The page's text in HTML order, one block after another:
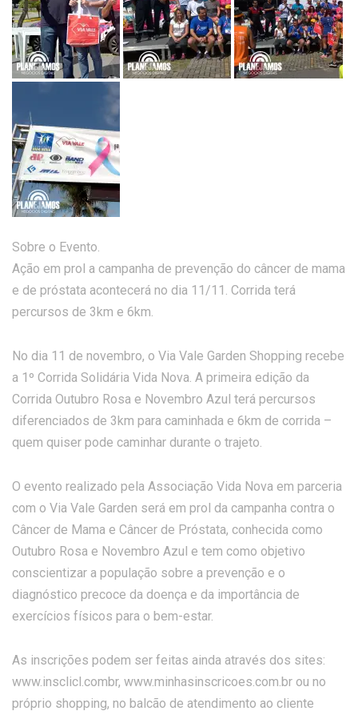
Sobre o Evento.
Ação em prol a campanha de prevenção do câncer de mama
e de próstata acontecerá no dia 11/11. Corrida terá
percursos de 3km e 6km.
No dia 11 de novembro, o Via Vale Garden Shopping recebe
a 1º Corrida Solidária Vida Nova. A primeira edição da
Corrida Outubro Rosa e Novembro Azul terá percursos
diferenciados de 3km para caminhada e 6km de corrida –
quem quiser pode caminhar durante o trajeto.
O evento realizado pela Associação Vida Nova em parceria
com o Via Vale Garden será em prol da campanha contra o
Câncer de Mama e Câncer de Próstata, conhecida como
Outubro Rosa e Novembro Azul e tem como objetivo
conscientizar a população sobre a prevenção e o
diagnóstico precoce da doença e da importância de
exercícios físicos para o bem-estar.
As inscrições podem ser feitas ainda através dos sites:
www.insclicl.combr, www.minhasinscricoes.com.br ou no
próprio shopping, no balcão de atendimento ao cliente